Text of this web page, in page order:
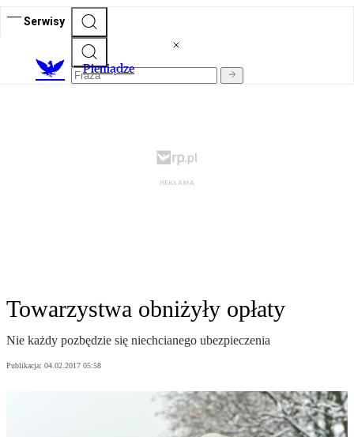
Serwisy
Pieniądze
Towarzystwa obniżyły opłaty
Nie każdy pozbędzie się niechcianego ubezpieczenia
Publikacja: 04.02.2017 05:58